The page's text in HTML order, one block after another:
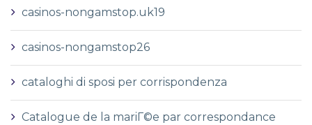
casinos-nongamstop.uk19
casinos-nongamstop26
cataloghi di sposi per corrispondenza
Catalogue de la mariГ©e par correspondance